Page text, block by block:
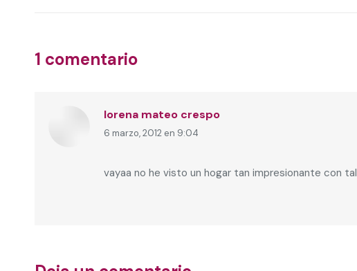
1 comentario
lorena mateo crespo
dice:
6 marzo, 2012 en 9:04
vayaa no he visto un hogar tan impresionante con tal